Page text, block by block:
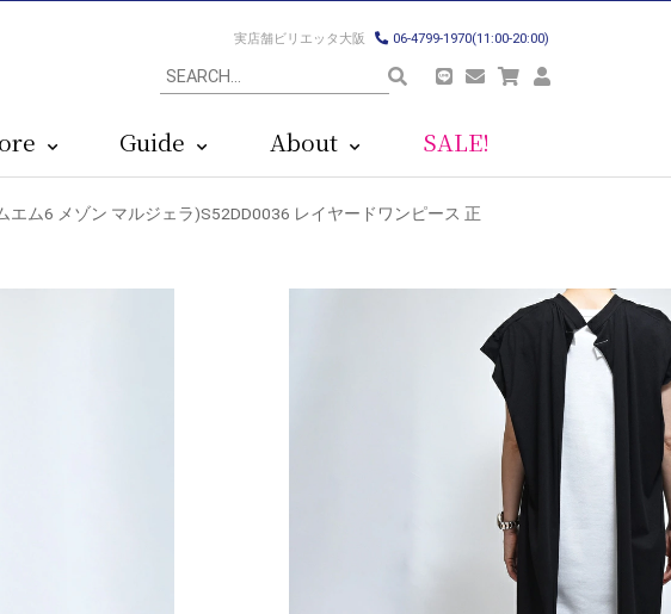
実店舗ビリエッタ大阪 06-4799-1970(11:00-20:00)
Guide About SALE!
エム6 メゾン マルジェラ)S52DD0036 レイヤードワンピース 正